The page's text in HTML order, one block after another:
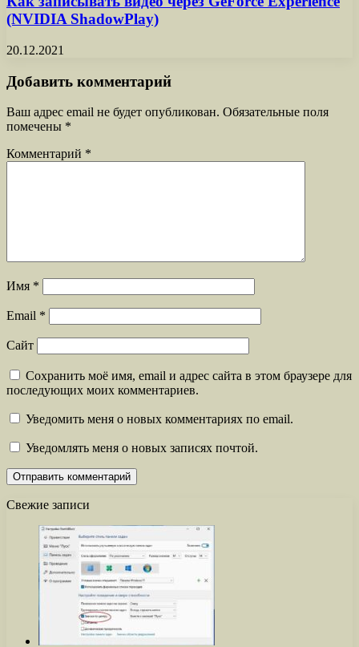
(NVIDIA ShadowPlay)
20.12.2021
Добавить комментарий
Ваш адрес email не будет опубликован. Обязательные поля
помечены *
Комментарий *
Имя *
Email *
Сайт
Сохранить моё имя, email и адрес сайта в этом браузере для
последующих моих комментариев.
Уведомить меня о новых комментариях по email.
Уведомлять меня о новых записях почтой.
Свежие записи